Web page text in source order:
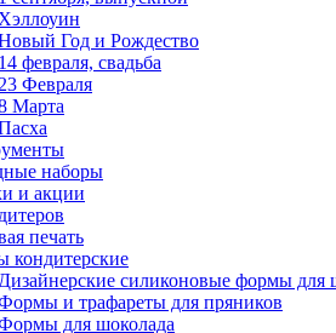
Хэллоуин
Год и Рождество
14 февраля, свадьба
23 Февраля
Марта
наборы
и акции
печать
кондитерские
Дизайнерские силиконовые формы для
и трафареты для пряников
для шоколада